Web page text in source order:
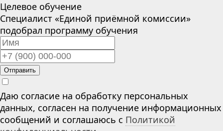
Целевое обучение
Специалист «Единой приёмной комиссии»
подобрал программу обучения
Отправить
Даю согласие на обработку персональных
данных, согласен на получение информационных
сообщений и соглашаюсь с Политикой